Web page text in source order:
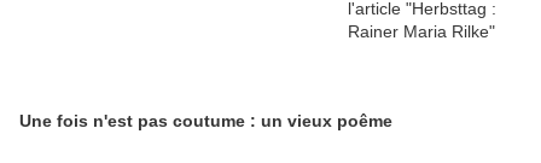
Une fois n'est pas coutume : un vieux poême